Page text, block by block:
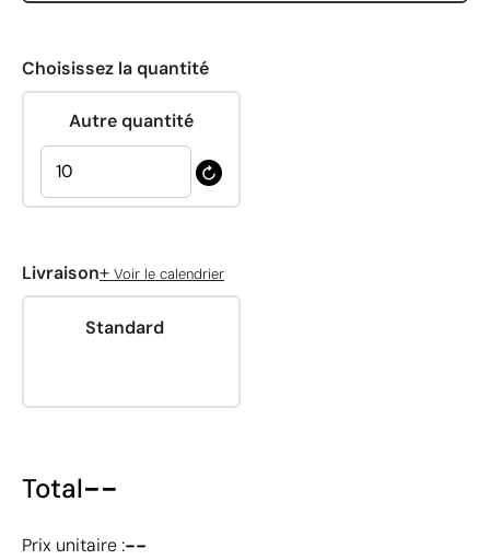
Choisissez la quantité
Autre quantité
Livraison+ Voir le calendrier
Standard
Total--
Prix unitaire :--